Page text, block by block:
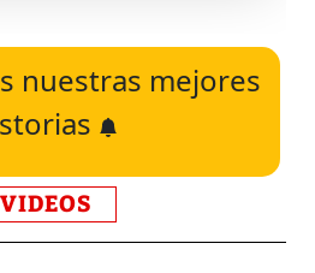
nuestras mejores
VIDEOS